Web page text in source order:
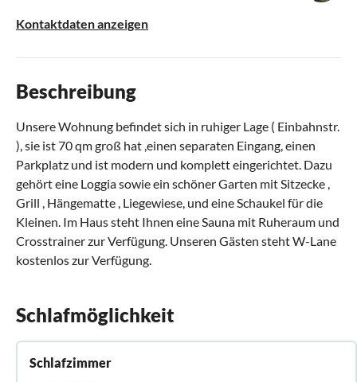
Kontaktdaten anzeigen
Beschreibung
Unsere Wohnung befindet sich in ruhiger Lage ( Einbahnstr.
), sie ist 70 qm groß hat ,einen separaten Eingang, einen
Parkplatz und ist modern und komplett eingerichtet. Dazu
gehört eine Loggia sowie ein schöner Garten mit Sitzecke ,
Grill , Hängematte , Liegewiese, und eine Schaukel für die
Kleinen. Im Haus steht Ihnen eine Sauna mit Ruheraum und
Crosstrainer zur Verfügung. Unseren Gästen steht W-Lane
kostenlos zur Verfügung.
Schlafmöglichkeit
Schlafzimmer